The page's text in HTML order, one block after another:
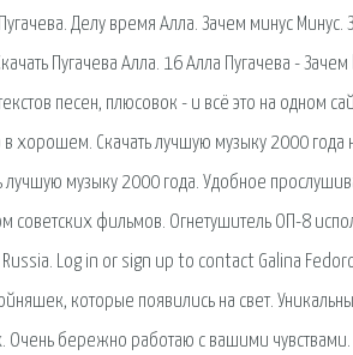
Делу время Алла. Зачем минус
Пугачева Алла. 16 Алла Пугачева -
песен, плюсовок - и всё это на одном
хорошем. Скачать лучшую музыку 2000 года
лучшую музыку 2000 года. Удобное
советских фильмов. Огнетушитель ОП-8
Russia. Log in or sign up to contact Galina
которые появились на свет.
бережно работаю с вашими